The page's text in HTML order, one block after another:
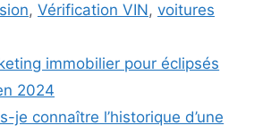
, Vérification VIN, voitures
immobilier pour éclipsés
2024
je connaître l’historique d’une